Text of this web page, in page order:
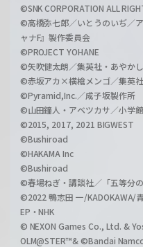
©SNK CORPORATION ALL
©高橋弥七郎／いとうのいぢ／
ャナF』製作委員会
©PROJECT YOHANE
©矢吹健太朗／集英社・あやか
©赤坂アカ×横槍メンゴ／集英
©Pyramid,Inc.／成子坂製作所
©山田鐘人・アベツカサ／小学
©2015, 2017, 2021 BIGWEST
©Bushiroad
©HAKAMA Inc
©Bushiroad
©春場ねぎ・講談社／「五等分
©2022 鴨志田 一/KADOKAWA/
EP・NHK
© NEXON Games Co., Ltd. &
OLM@STER™& ©Bandai